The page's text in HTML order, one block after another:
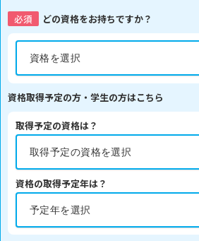
必須 どの資格をお持ちですか？
資格取得予定の方・学生の方はこちら
取得予定の資格は？
資格の取得予定年は？